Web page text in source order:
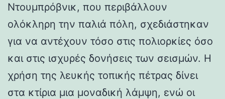
Ντουμπρόβνικ, που περιβάλλουν
ολόκληρη την παλιά πόλη, σχεδιάστηκαν
για να αντέχουν τόσο στις πολιορκίες όσο
και στις ισχυρές δονήσεις των σεισμών. Η
χρήση της λευκής τοπικής πέτρας δίνει
στα κτίρια μια μοναδική λάμψη, ενώ οι